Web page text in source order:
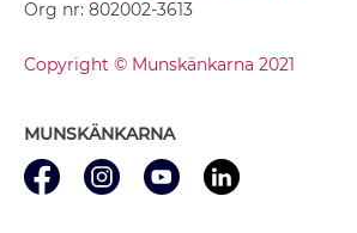
Org nr: 802002-3613
Copyright © Munskänkarna 2021
MUNSKÄNKARNA